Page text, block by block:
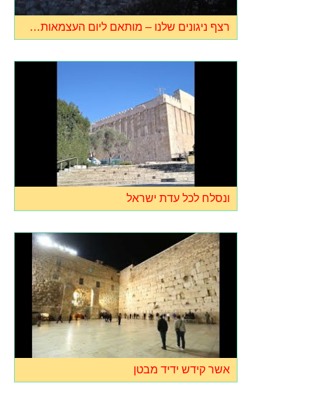
רצף ניגונים שלנו – מותאם ליום העצמאות…
ונסלח לכל עדת ישראל
אשר קידש ידיד מבטן